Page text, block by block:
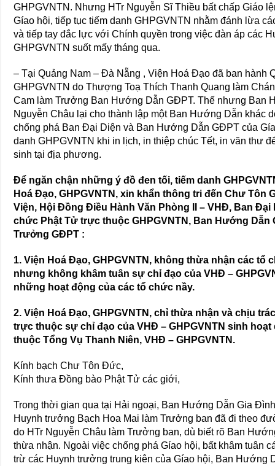
GHPGVNTN. Nhưng HTr Nguyễn Sĩ Thiều bất chấp Giáo
Gíao hội, tiếp tục tiếm danh GHPGVNTN nhằm đánh lừa
và tiếp tay đắc lực với Chính quyền trong việc đàn áp các
GHPGVNTN suốt mấy tháng qua.
– Tại Quảng Nam – Đà Nẵng , Viện Hoá Đạo đã ban hành
GHPGVNTN do Thượng Toạ Thích Thanh Quang làm
Cam làm Trưởng Ban Hướng Dẫn GĐPT. Thế nhưng Ban
Nguyễn Châu lại cho thành lập một Ban Hướng Dẫn khác
chống phá Ban Đại Diện và Ban Hướng Dẫn GĐPT của
danh GHPGVNTN khi in lịch, in thiệp chúc Tết, in văn thư
sinh tại địa phương.
Để ngăn chận những ý đồ đen tối, tiếm danh
Hoá Đạo, GHPGVNTN, xin khẩn thông tri đến Chư
Viện, Hội Đồng Điều Hành Văn Phòng II – VHĐ, Ban Đại
chức Phật Tử trực thuộc GHPGVNTN, Ban Hướng Dẫn
Trưởng GĐPT :
1. Viện Hoá Đạo, GHPGVNTN, không thừa nhận các tổ
nhưng không khâm tuân sự chỉ đạo của VHĐ –
những hoạt động của các tổ chức nầy.
2. Viện Hoá Đạo, GHPGVNTN, chỉ thừa nhận và chịu
trực thuộc sự chỉ đạo của VHĐ – GHPGVNTN sinh
thuộc Tổng Vụ Thanh Niên, VHĐ – GHPGVNTN.
Kính bạch Chư Tôn Đức,
Kính thưa Đồng bào Phật Tử các giới,
Trong thời gian qua tại Hải ngoại, Ban Hướng Dẫn Gia
Huynh trưởng Bạch Hoa Mai làm Trưởng ban đã đi theo
do HTr Nguyễn Châu làm Trưởng ban, dù biết rõ Ban
thừa nhận. Ngoài việc chống phá Gíao hội, bất khâm tuân
trừ các Huynh trưởng trung kiên của Gíao hội, Ban Hướng